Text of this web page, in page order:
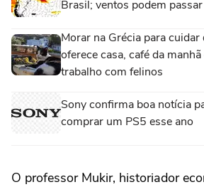
Brasil; ventos podem
Morar na Grécia para
oferece casa, café da
trabalho com felinos
Sony confirma boa notícia
comprar um PS5 esse ano
O professor Mukir, historiador